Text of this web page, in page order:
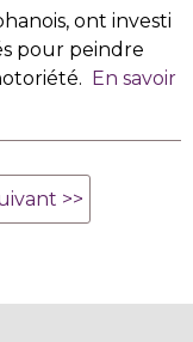
ont investi
pour peindre
En savoir
>>